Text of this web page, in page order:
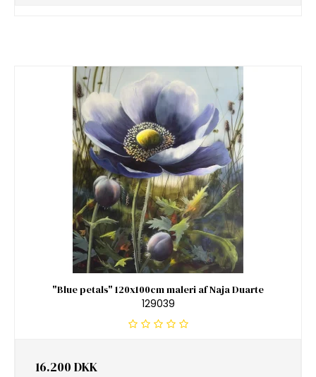
"Blue petals" 120x100cm maleri af Naja Duarte
129039
16.200 DKK